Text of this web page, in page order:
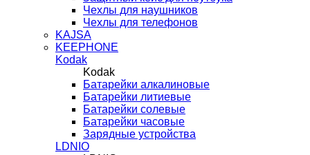
Чехлы для наушников
Чехлы для телефонов
KAJSA
KEEPHONE
Kodak
Kodak
Батарейки алкалиновые
Батарейки литиевые
Батарейки солевые
Батарейки часовые
Зарядные устройства
LDNIO